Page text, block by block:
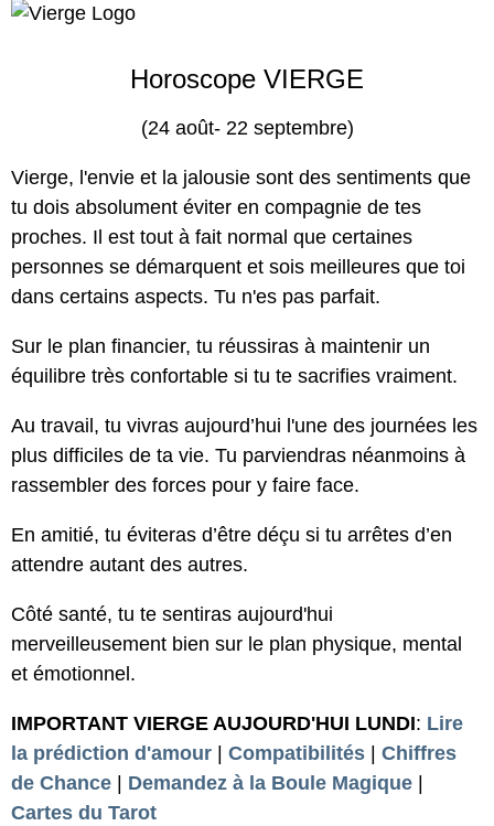
Horoscope VIERGE
(24 août- 22 septembre)
Vierge, l'envie et la jalousie sont des sentiments que
tu dois absolument éviter en compagnie de tes
proches. Il est tout à fait normal que certaines
personnes se démarquent et sois meilleures que toi
dans certains aspects. Tu n'es pas parfait.
Sur le plan financier, tu réussiras à maintenir un
équilibre très confortable si tu te sacrifies vraiment.
Au travail, tu vivras aujourd’hui l'une des journées les
plus difficiles de ta vie. Tu parviendras néanmoins à
rassembler des forces pour y faire face.
En amitié, tu éviteras d’être déçu si tu arrêtes d’en
attendre autant des autres.
Côté santé, tu te sentiras aujourd'hui
merveilleusement bien sur le plan physique, mental
et émotionnel.
IMPORTANT VIERGE AUJOURD'HUI LUNDI: Lire
la prédiction d'amour
Compatibilités
Chiffres
de Chance
Demandez à la Boule Magique
Cartes du Tarot